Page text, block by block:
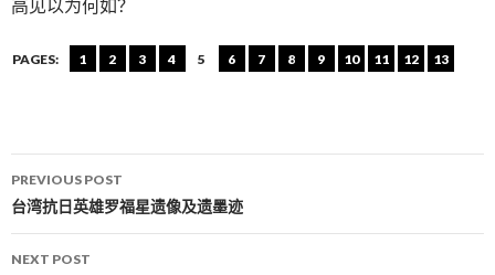
高见以为何如？
PAGES: 1 2 3 4 5 6 7 8 9 10 11 12 13
Post navigation
PREVIOUS POST
台湾抗日英雄罗福星遗像及遗墨迹
NEXT POST